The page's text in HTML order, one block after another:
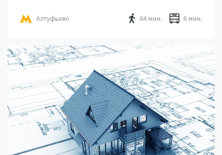
Алтуфьево 64 мин. 6 мин.